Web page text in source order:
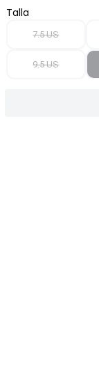
Talla
7.5 US
9.5 US